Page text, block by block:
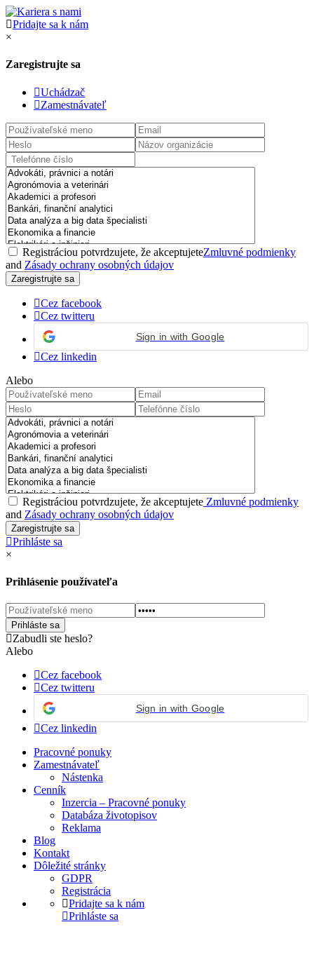
Pridajte sa k nám
×
Zaregistrujte sa
Uchádzač
Zamestnávateľ
Registráciou potvrdzujete, že akceptujeteZmluvné podmienky
and Zásady ochrany osobných údajov
Cez facebook
Cez twitteru
Sign in with Google
Cez linkedin
Alebo
Registráciou potvrdzujete, že akceptujete Zmluvné podmienky
and Zásady ochrany osobných údajov
Prihláste sa
×
Prihlásenie používateľa
Zabudli ste heslo?
Alebo
Cez facebook
Cez twitteru
Sign in with Google
Cez linkedin
Pracovné ponuky
Zamestnávateľ
Nástenka
Cenník
Inzercia – Pracovné ponuky
Databáza životopisov
Reklama
Blog
Kontakt
Dôležité stránky
GDPR
Registrácia
Pridajte sa k nám
Prihláste sa